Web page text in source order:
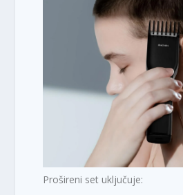
Prošireni set uključuje: